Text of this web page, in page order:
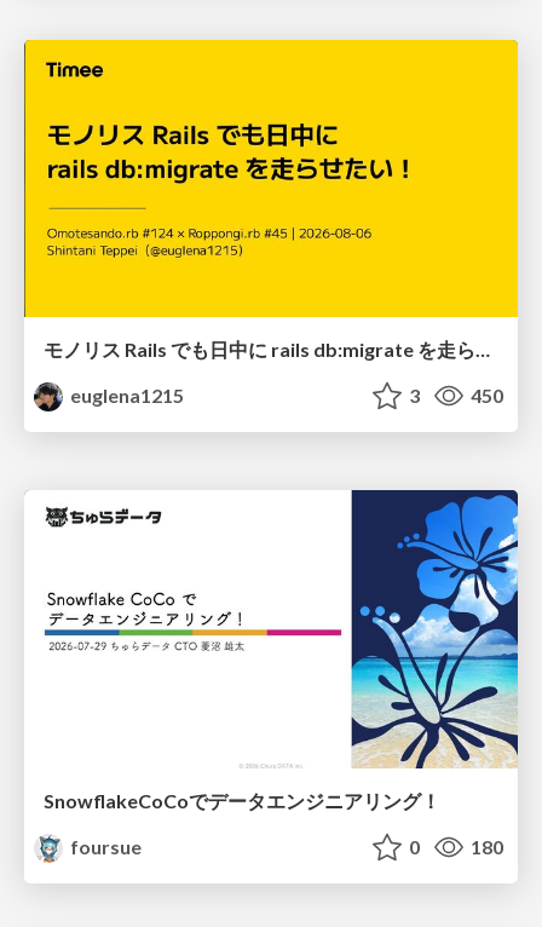
モノリス Rails でも日中に rails db:migrate を走らせたい！ / Daytime rails db:migrate on Monolithic Rails!
euglena1215
3 450
SnowflakeCoCoでデータエンジニアリング！
foursue
0 180